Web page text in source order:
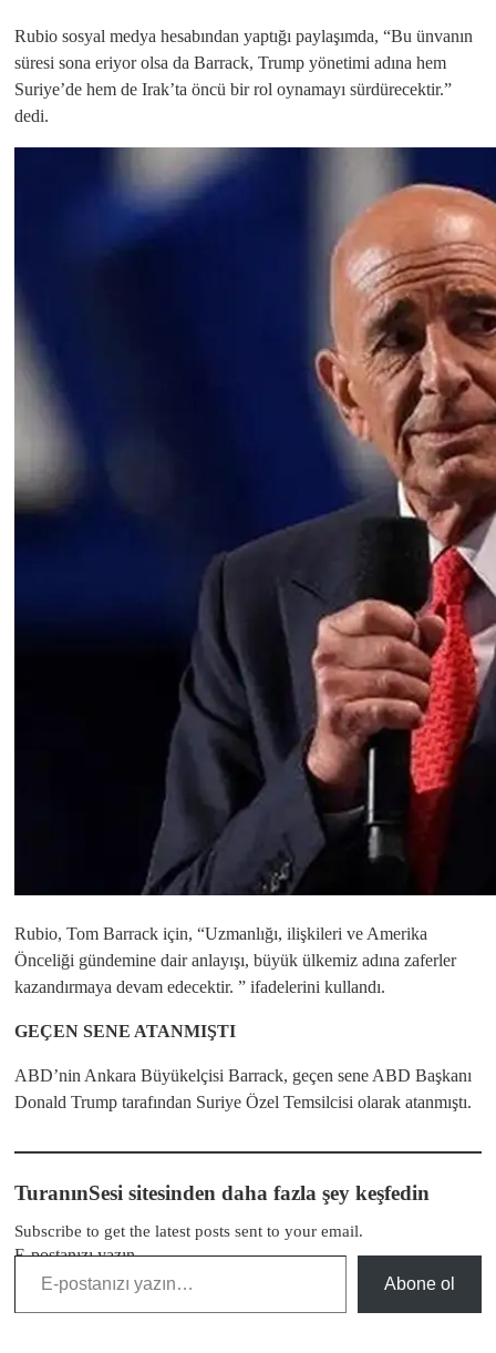
Rubio sosyal medya hesabından yaptığı paylaşımda, “Bu ünvanın
süresi sona eriyor olsa da Barrack, Trump yönetimi adına hem
Suriye’de hem de Irak’ta öncü bir rol oynamayı sürdürecektir.”
dedi.
Rubio, Tom Barrack için, “Uzmanlığı, ilişkileri ve Amerika
Önceliği gündemine dair anlayışı, büyük ülkemiz adına zaferler
kazandırmaya devam edecektir. ” ifadelerini kullandı.
GEÇEN SENE ATANMIŞTI
ABD’nin Ankara Büyükelçisi Barrack, geçen sene ABD Başkanı
Donald Trump tarafından Suriye Özel Temsilcisi olarak atanmıştı.
TuranınSesi sitesinden daha fazla şey keşfedin
Subscribe to get the latest posts sent to your email.
E-postanızı yazın…
Abone ol